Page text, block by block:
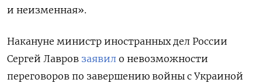
и неизменная».
Накануне министр иностранных дел России
Сергей Лавров заявил о невозможности
переговоров по завершению войны с Украиной